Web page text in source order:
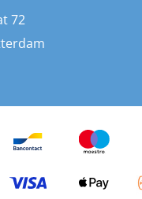
en fenders
72